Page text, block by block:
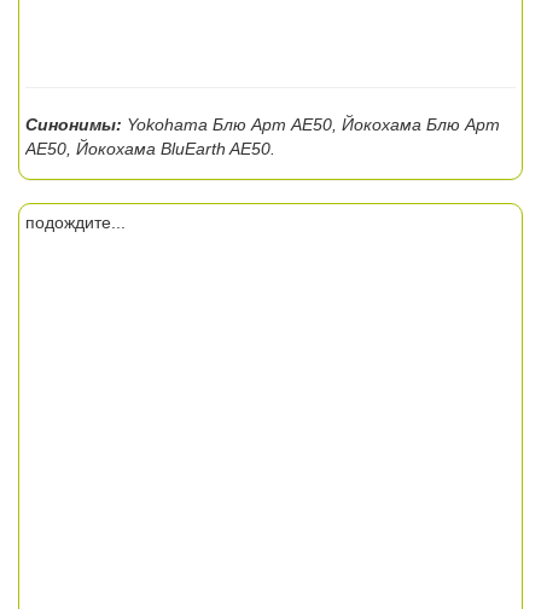
Синонимы: Yokohama Блю Арт АЕ50, Йокохама Блю Арт
АЕ50, Йокохама BluEarth AE50.
подождите...